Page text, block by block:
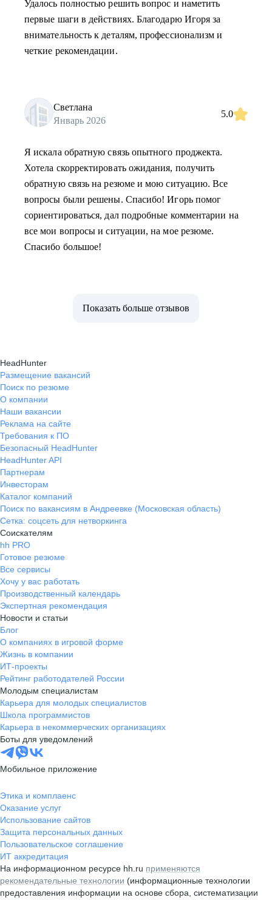
Удалось полностью решить вопрос и наметить
первые шаги в действиях. Благодарю Игоря за
внимательность к деталям, профессионализм и
четкие рекомендации.
Светлана
Январь 2026
5.0
Я искала обратную связь опытного проджекта.
Хотела скорректировать ожидания, получить
обратную связь на резюме и мою ситуацию. Все
вопросы были решены. Спасибо! Игорь помог
сориентироваться, дал подробные комментарии на
все мои вопросы и ситуации, на мое резюме.
Спасибо большое!
Показать больше отзывов
HeadHunter
Размещение вакансий
Поиск по резюме
О компании
Наши вакансии
Реклама на сайте
Требования к ПО
Безопасный HeadHunter
HeadHunter API
Партнерам
Инвесторам
Каталог компаний
Поиск по вакансиям в Андреевке (Московская область)
Сетка: соцсеть для нетворкинга
Соискателям
hh PRO
Готовое резюме
Все сервисы
Хочу у вас работать
Производственный календарь
Экспертная рекомендация
Новости и статьи
Блог
О компаниях в игровой форме
Жизнь в компании
ИТ-проекты
Рейтинг работодателей России
Молодым специалистам
Карьера для молодых специалистов
Школа программистов
Карьера в некоммерческих организациях
Боты для уведомлений
Мобильное приложение
Этика и комплаенс
Оказание услуг
Использование сайтов
Защита персональных данных
Пользовательское соглашение
ИТ аккредитация
На информационном ресурсе hh.ru применяются
рекомендательные технологии (информационные технологии
предоставления информации на основе сбора, систематизации